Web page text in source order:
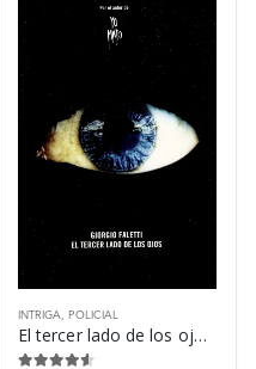
INTRIGA POLICIAL
El tercer lado de los ojos – Giorgio Faletti